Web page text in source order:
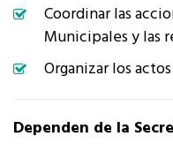
Coordinar las
Municipales y las
Organizar los
Dependen de la